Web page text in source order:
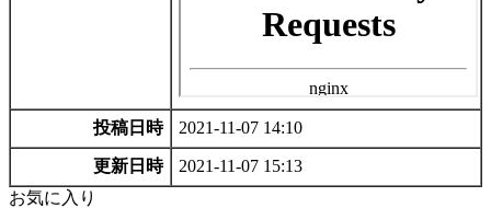
投稿日時 2021-11-07 14:10
更新日時
2021-11-07 15:13
お気に入り